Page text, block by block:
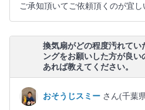
ご承知頂いてご依頼頂くのが宜し
換気扇がどの程度汚れてい
ングをお願いした方が良
あれば教えてください。
おそうじスミー さん(千葉